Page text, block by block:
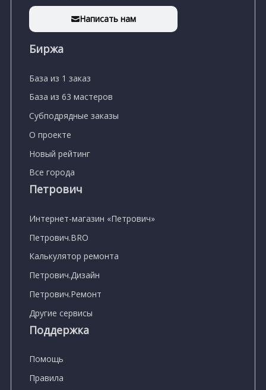
Написать нам
Биржа
База из 1 заказ
База из 63 мастеров
Субподрядные заказы
О проекте
Новый рейтинг
Все города
Петрович
Интернет-магазин «Петрович»
Петрович.BRO
Калькулятор ремонта
Петрович.Дизайн
Петрович.Ремонт
Другие сервисы
Поддержка
Помощь
Правила